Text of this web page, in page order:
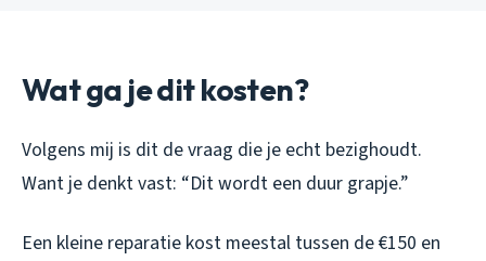
Wat ga je dit kosten?
Volgens mij is dit de vraag die je echt bezighoudt.
Want je denkt vast: “Dit wordt een duur grapje.”
Een kleine reparatie kost meestal tussen de €150 en